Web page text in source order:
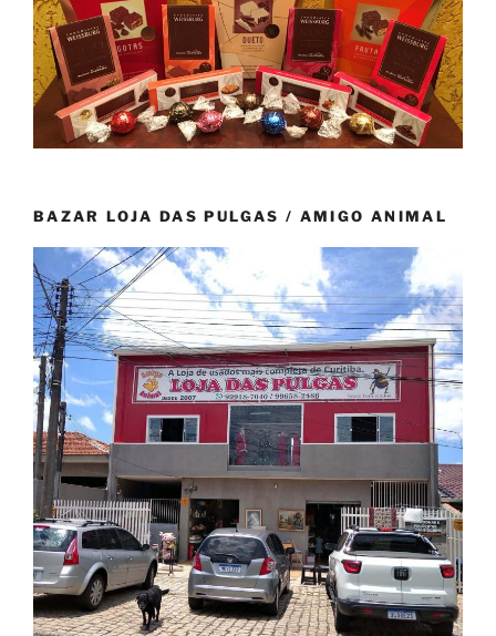
BAZAR LOJA DAS PULGAS / AMIGO ANIMAL